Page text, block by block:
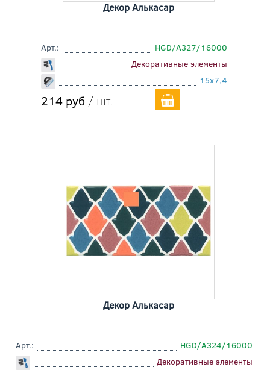
Декор Алькасар
Арт.:
HGD/A327/16000
Декоративные элементы
15x7,4
214 руб / шт.
Декор Алькасар
Арт.:
HGD/A324/16000
Декоративные элементы